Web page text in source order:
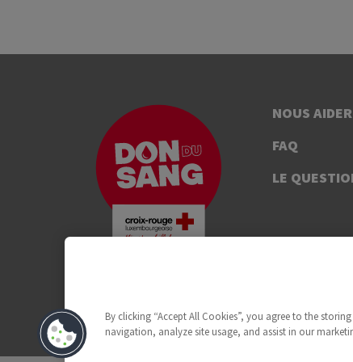
NOUS AIDER
FAQ
LE
By clicking “Accept All Cookies”, you agree to the
navigation, analyze site usage, and assist in our